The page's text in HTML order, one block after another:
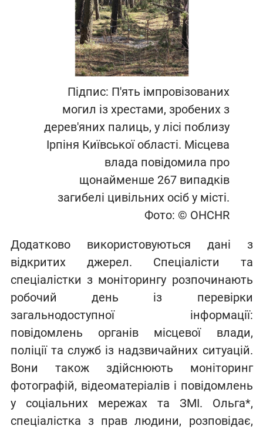
Підпис: П'ять імпровізованих
могил із хрестами, зробених з
дерев'яних палиць, у лісі поблизу
Ірпіня Київської області. Місцева
влада повідомила про
щонайменше 267 випадків
загибелі цивільних осіб у місті.
Фото: © OHCHR
Додатково використовуються дані з
відкритих джерел. Спеціалісти та
спеціалістки з моніторингу розпочинають
робочий день із перевірки
загальнодоступної інформації:
повідомлень органів місцевої влади,
поліції та служб із надзвичайних ситуацій.
Вони також здійснюють моніторинг
фотографій, відеоматеріалів і повідомлень
у соціальних мережах та ЗМІ. Ольга*,
спеціалістка з прав людини, розповідає,